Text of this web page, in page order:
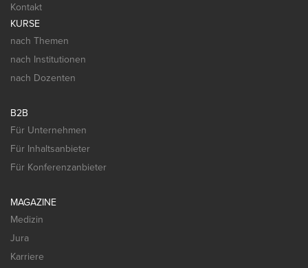
Kontakt
KURSE
nach Themen
nach Institutionen
nach Dozenten
B2B
Für Unternehmen
Für Inhaltsanbieter
Für Konferenzanbieter
MAGAZINE
Medizin
Jura
Karriere